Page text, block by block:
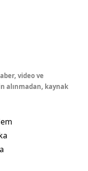
video ve
alınmadan, kaynak